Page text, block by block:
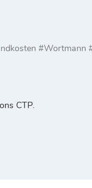
#Wortmann
CTP.